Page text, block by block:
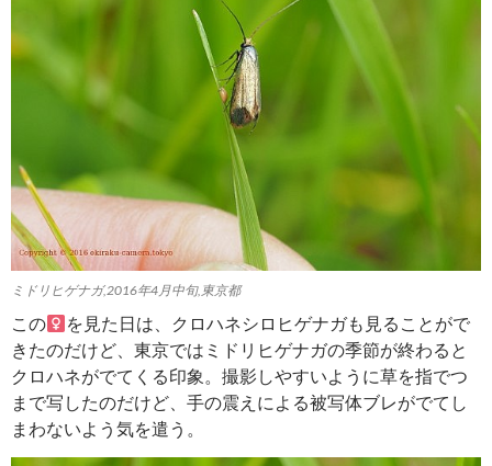
ミドリヒゲナガ,2016年4月中旬,東京都
この
を見た日は、クロハネシロヒゲナガも見ることがで
きたのだけど、東京ではミドリヒゲナガの季節が終わると
クロハネがでてくる印象。撮影しやすいように草を指でつ
まで写したのだけど、手の震えによる被写体ブレがでてし
まわないよう気を遣う。